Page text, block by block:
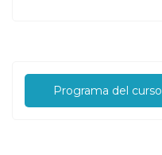
Programa del curso